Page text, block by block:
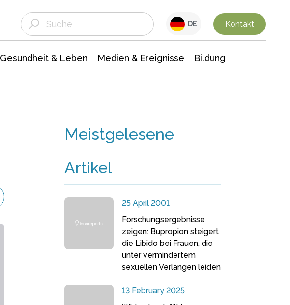
DE Kontakt
Gesundheit & Leben Medien & Ereignisse Bildung
Meistgelesene
Artikel
25 April 2001
Forschungsergebnisse
zeigen: Bupropion steigert
die Libido bei Frauen, die
unter vermindertem
sexuellen Verlangen leiden
13 February 2025